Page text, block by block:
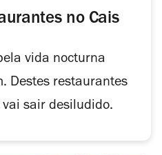
no Cais
vida nocturna
Destes restaurantes
vai sair desiludido.